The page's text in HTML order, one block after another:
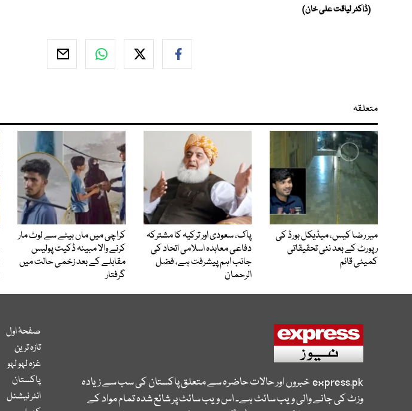
(ڈاکٹر لیاقت علی خان)
متعلقہ
میر رضا کیس، میڈیکل بورڈ کی
رپورٹ کے بعد نئی تحقیقاتی
کمیٹی قائم
پاک، سعودی اور ترکیہ کا مشترکہ
دفاعی معاہدہ اسلامی اتحاد کی
جانب اہم پیشرفت ہے، فضل
الرحمان
کراچی میں ماں بیٹے سے لوٹ مار
کرنے والا مبینہ ڈکیت پولیس
مقابلے کے بعد زخمی حالت میں
گرفتار
express.pkخبروں اور حالات حاضرہ سے متعلق پاکستان کی سب سے زیادہ
وزٹ کی جانے والی ویب سائٹ ہے۔ اس ویب سائٹ پر شائع شدہ تمام مواد کے
صفحۂ اول
تازہ ترین
غزہ لہو لہو
پاکستان
انٹر نیشنل